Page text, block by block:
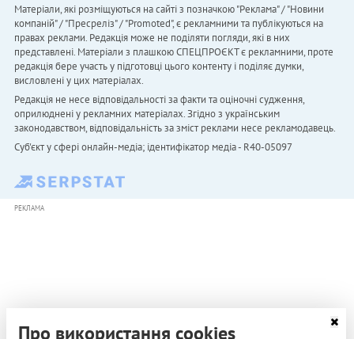
Матеріали, які розміщуються на сайті з позначкою "Реклама" / "Новини
компаній" / "Пресреліз" / "Promoted", є рекламними та публікуються на
правах реклами. Редакція може не поділяти погляди, які в них
представлені. Матеріали з плашкою СПЕЦПРОЄКТ є рекламними, проте
редакція бере участь у підготовці цього контенту і поділяє думки,
висловлені у цих матеріалах.
Редакція не несе відповідальності за факти та оціночні судження,
оприлюднені у рекламних матеріалах. Згідно з українським
законодавством, відповідальність за зміст реклами несе рекламодавець.
Cуб'єкт у сфері онлайн-медіа; ідентифікатор медіа - R40-05097
РЕКЛАМА
Про використання cookies